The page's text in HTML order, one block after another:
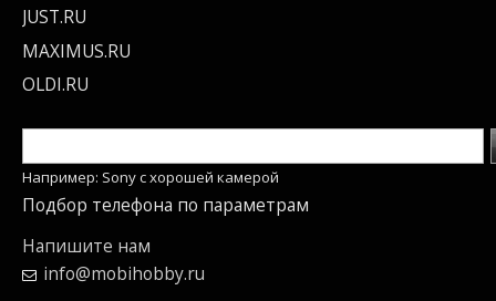
JUST.RU
MAXIMUS.RU
OLDI.RU
Например: Sony c хорошей камерой
Подбор телефона по параметрам
Напишите нам
info@mobihobby.ru